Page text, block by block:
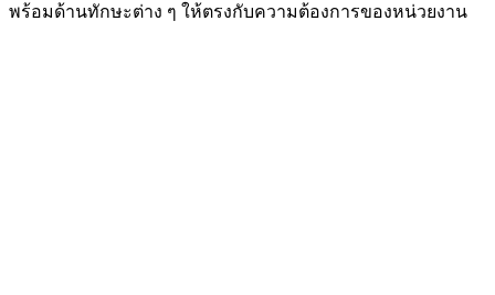
พร้อมด้านทักษะต่าง ๆ ให้ตรงกับความต้องการของหน่วยงาน